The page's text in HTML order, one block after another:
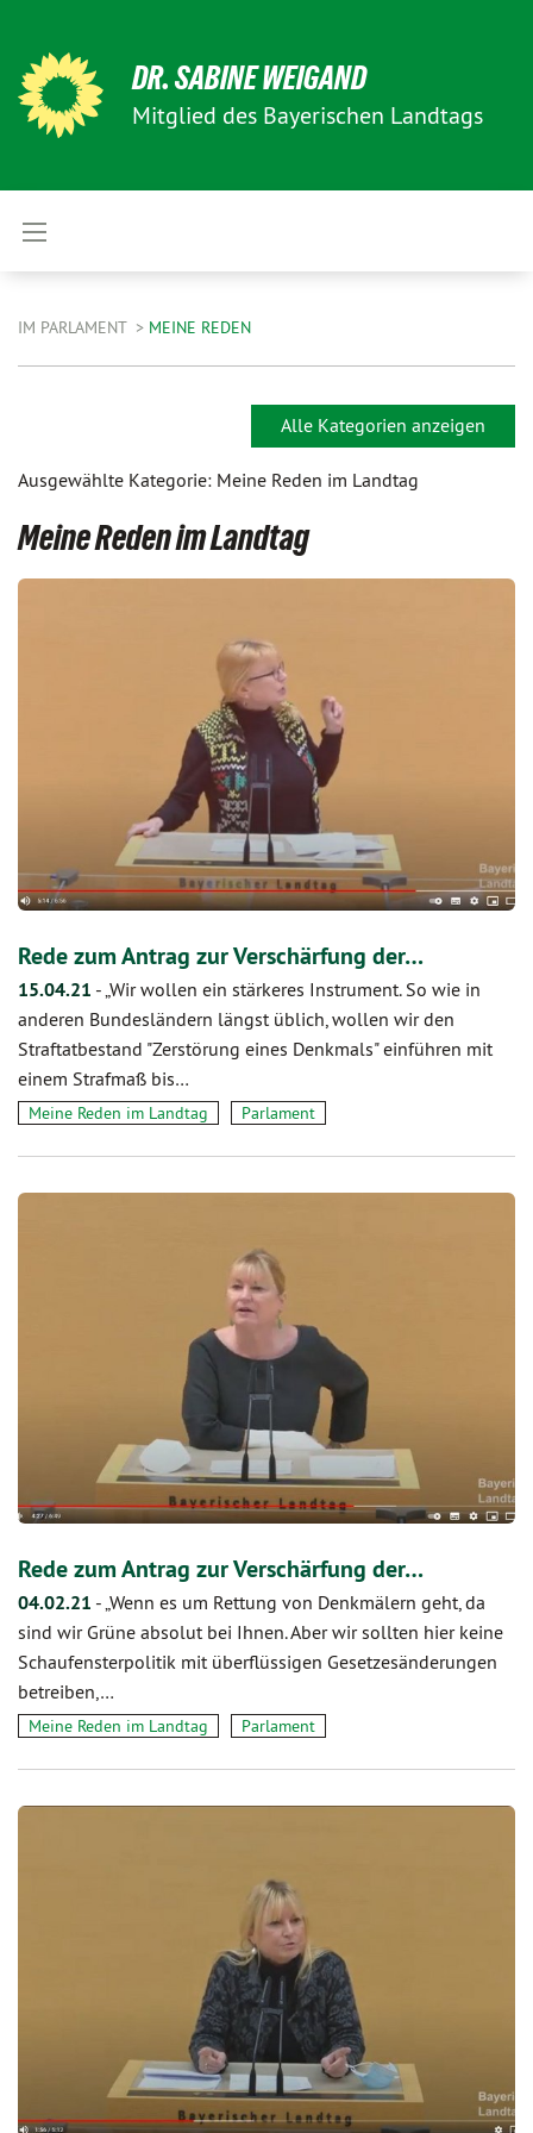
DR. SABINE WEIGAND
Mitglied des Bayerischen Landtags
IM PARLAMENT MEINE REDEN
Alle Kategorien anzeigen
Ausgewählte Kategorie: Meine Reden im Landtag
Meine Reden im Landtag
Rede zum Antrag zur Verschärfung der…
15.04.21 - „Wir wollen ein stärkeres Instrument. So wie in
anderen Bundesländern längst üblich, wollen wir den
Straftatbestand "Zerstörung eines Denkmals" einführen mit
einem Strafmaß bis…
Meine Reden im Landtag Parlament
Rede zum Antrag zur Verschärfung der…
04.02.21 -„Wenn es um Rettung von Denkmälern geht, da
sind wir Grüne absolut bei Ihnen. Aber wir sollten hier keine
Schaufensterpolitik mit überflüssigen Gesetzesänderungen
betreiben,…
Meine Reden im Landtag Parlament